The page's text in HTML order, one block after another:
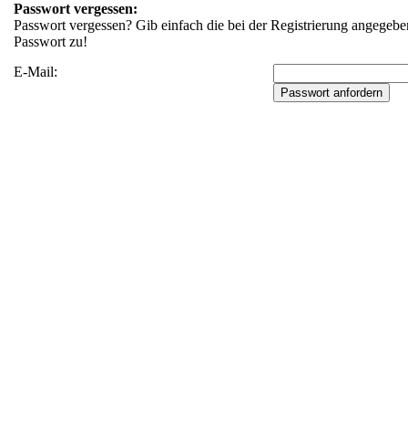
Passwort vergessen:
Passwort vergessen? Gib einfach die bei der Registrierung
Passwort zu!
E-Mail: